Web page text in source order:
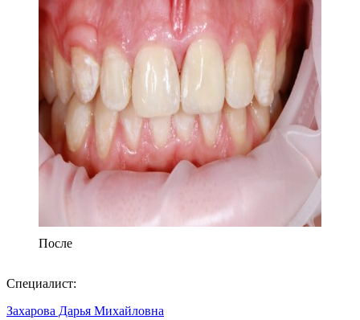
После
Специалист:
Захарова Дарья Михайловна